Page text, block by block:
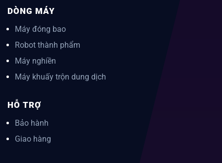
DÒNG MÁY
Máy đóng bao
Robot thành phẩm
Máy nghiền
Máy khuấy trộn dung dịch
HỖ TRỢ
Bảo hành
Giao hàng